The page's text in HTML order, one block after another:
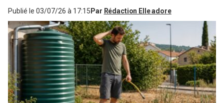
Publié le 03/07/26 à 17:15 Par Rédaction Elle adore